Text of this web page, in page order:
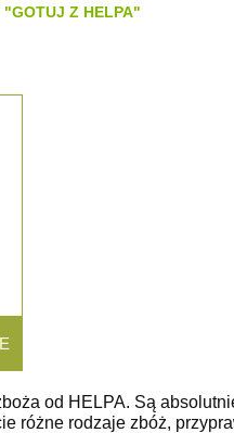
"GOTUJ Z HELPA"
od HELPA. Są
różne rodzaje zbóż,